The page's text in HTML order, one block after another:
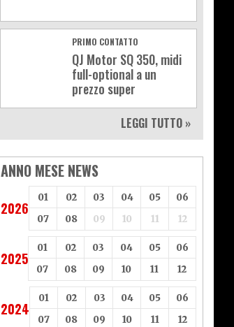
PRIMO CONTATTO
QJ Motor SQ 350, midi
full-optional a un
prezzo super
LEGGI TUTTO »
ANNO MESE NEWS
2026
01 02 03 04 05
06
07
08 09 10 11 12
2025
01 02 03 04 05
06
07
08 09 10 11 12
2024
01 02 03 04 05
06
07
08 09 10 11 12